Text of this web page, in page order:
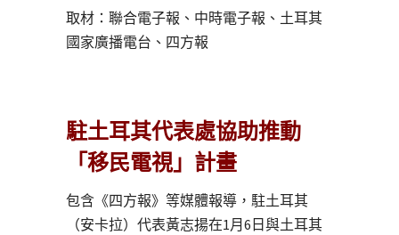
取材：聯合電子報、中時電子報、土耳其
國家廣播電台、四方報
駐土耳其代表處協助推動
「移民電視」計畫
包含《四方報》等媒體報導，駐土耳其
（安卡拉）代表黃志揚在1月6日與土耳其